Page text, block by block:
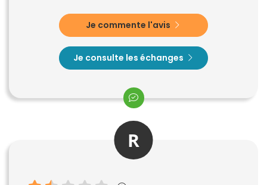
Je commente l'avis
Je consulte les échanges
R